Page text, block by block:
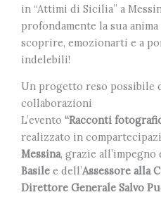
in “Attimi di Sicilia” a
profondamente la sua
scoprire, emozionarti e a
indelebili!
Un progetto reso
collaborazioni
L’evento “Racconti
realizzato in
Messina, grazie all’impegno
Basile e dell’Assessore alla
Direttore Generale Salvo